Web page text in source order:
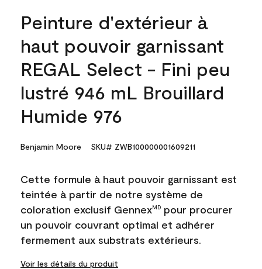
Peinture d'extérieur à
haut pouvoir garnissant
REGAL Select - Fini peu
lustré 946 mL Brouillard
Humide 976
Benjamin Moore SKU# ZWB100000001609211
Cette formule à haut pouvoir garnissant est
teintée à partir de notre système de
coloration exclusif GennexMD pour procurer
un pouvoir couvrant optimal et adhérer
fermement aux substrats extérieurs.
Voir les détails du produit